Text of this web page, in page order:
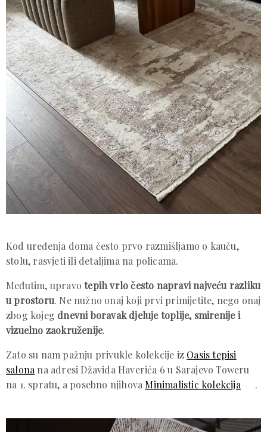
Kod uređenja doma često prvo razmišljamo o kauču,
stolu, rasvjeti ili detaljima na policama.
Međutim, upravo tepih vrlo često napravi najveću razliku
u prostoru. Ne nužno onaj koji prvi primijetite, nego onaj
zbog kojeg dnevni boravak djeluje toplije, smirenije i
vizuelno zaokruženije.
Zato su nam pažnju privukle kolekcije iz Oasis tepisi
salonana adresi Džavida Haverića 6 u Sarajevo Toweru
na 1. spratu, a posebno njihova Minimalistic kolekcija .